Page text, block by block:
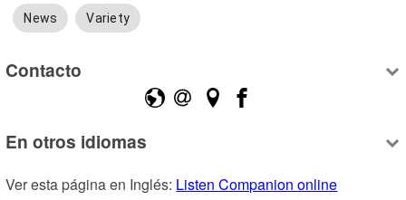
News Variety
Contacto
En otros idiomas
Ver esta página en Inglés: Listen Companion online